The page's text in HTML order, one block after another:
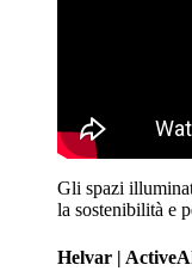
Gli spazi
la sostenibilità e
Helvar |